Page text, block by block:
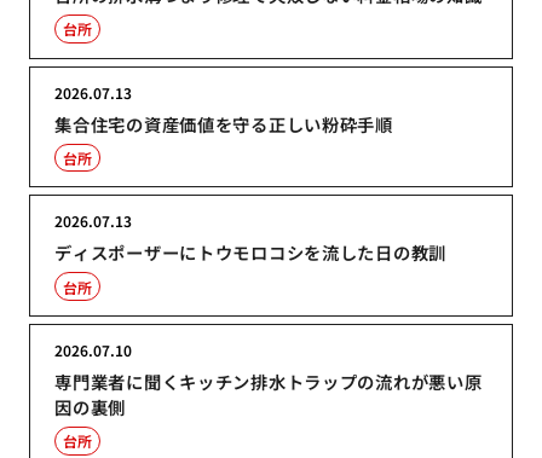
台所
集合住宅の資産価値を守る正しい粉砕手順
2026.07.13
台所
ディスポーザーにトウモロコシを流した日の教訓
2026.07.13
台所
専門業者に聞くキッチン排水トラップの流れが悪い原
因の裏側
2026.07.10
台所